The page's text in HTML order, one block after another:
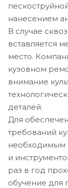
нанесением
В случае
вставляется
место.
кузовном
внимание
деталей.
Для
требований
необходимым
и
раз в год
обучение для